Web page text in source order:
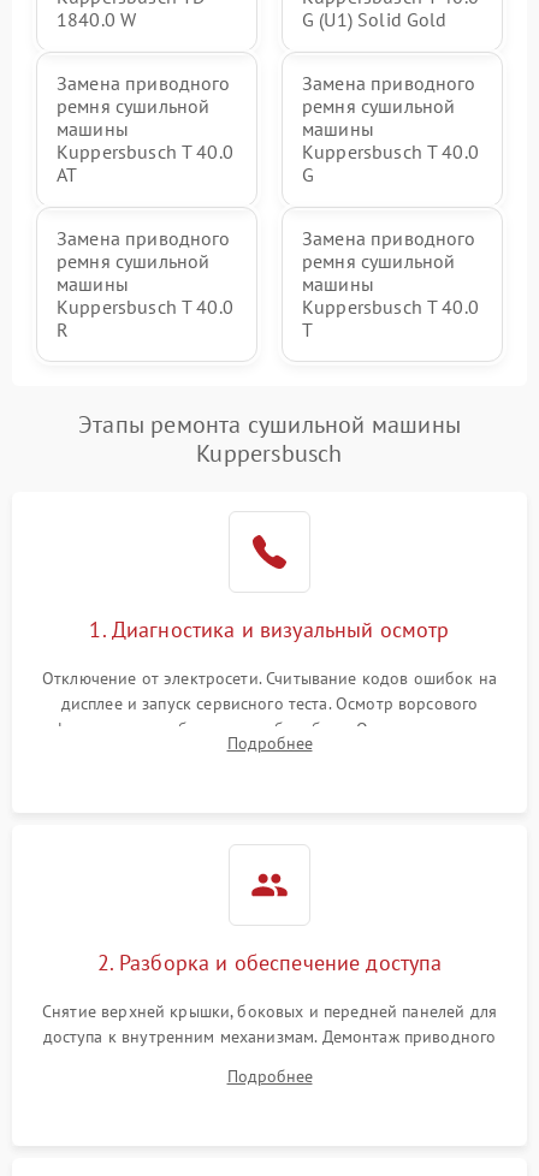
1840.0 W
G (U1) Solid Gold
Замена приводного
ремня сушильной
машины
Kuppersbusch T 40.0
AT
Замена приводного
ремня сушильной
машины
Kuppersbusch T 40.0
G
Замена приводного
ремня сушильной
машины
Kuppersbusch T 40.0
R
Замена приводного
ремня сушильной
машины
Kuppersbusch T 40.0
T
Этапы ремонта сушильной машины
Kuppersbusch
1. Диагностика и визуальный осмотр
Отключение от электросети. Считывание кодов ошибок на
дисплее и запуск сервисного теста. Осмотр ворсового
фильтра, теплообменника и барабана. Опрос клиента о
неисправностях (не сушит, не крутит барабан, сильно шумит
Подробнее
2. Разборка и обеспечение доступа
Снятие верхней крышки, боковых и передней панелей для
доступа к внутренним механизмам. Демонтаж приводного
Обеспечение свободного доступа к ТЭНу, компрессору,
Подробнее